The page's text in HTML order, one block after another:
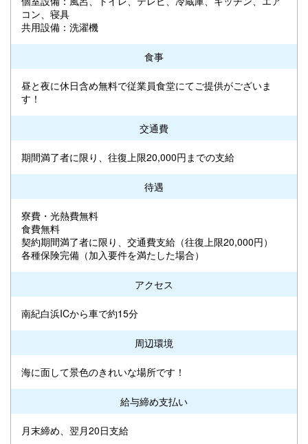
コン、寝具
共用設備：洗濯機
食事
昼と夜に休日含め無料で従業員食堂にてご提供がございま
す！
交通費
期間満了者に限り、往復上限20,000円までの支給
待遇
寮費・光熱費無料
食費無料
契約期間満了者に限り、交通費支給（往復上限20,000円）
各種保険完備（加入要件を満たした場合）
アクセス
南紀白浜ICから車で約15分
周辺環境
海に面して景色のきれいな場所です！
給与締め支払い
月末締め、翌月20日支給